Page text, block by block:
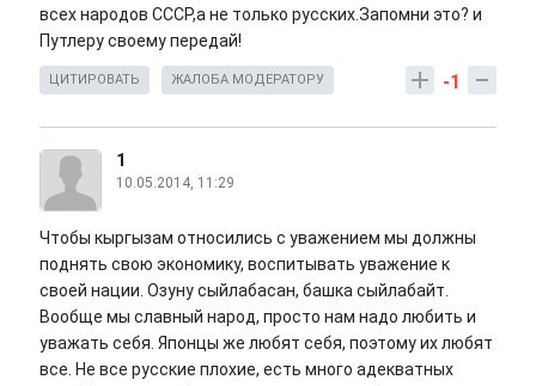
всех народов СССР,а не только русских.Запомни это? и
Путлеру своему передай!
-1
ЦИТИРОВАТЬ ЖАЛОБА МОДЕРАТОРУ
1
10.05.2014, 11:29
Чтобы кыргызам относились с уважением мы должны
поднять свою экономику, воспитывать уважение к
своей нации. Озуну сыйлабасан, башка сыйлабайт.
Вообще мы славный народ, просто нам надо любить и
уважать себя. Японцы же любят себя, поэтому их любят
все. Не все русские плохие, есть много адекватных